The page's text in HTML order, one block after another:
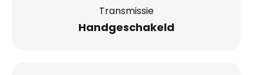
Transmissie
Handgeschakeld